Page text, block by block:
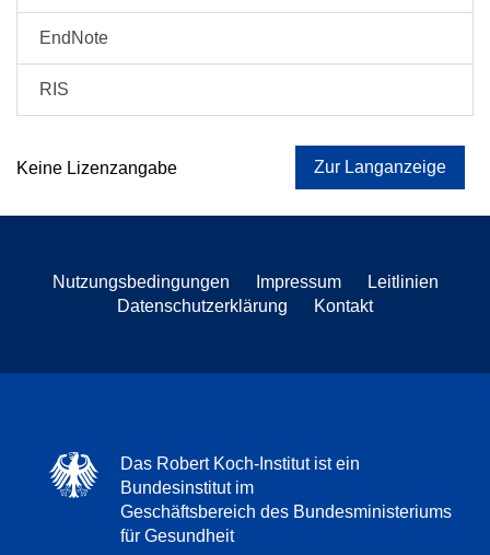
EndNote
RIS
Keine Lizenzangabe Zur Langanzeige
Nutzungsbedingungen Impressum
Leitlinien
Datenschutzerklärung
Kontakt
Das Robert Koch-Institut ist ein
Bundesinstitut im
Geschäftsbereich des Bundesministeriums
für Gesundheit